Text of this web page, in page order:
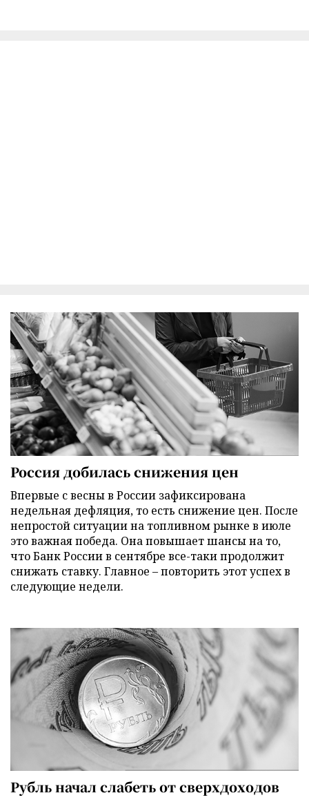
Россия добилась снижения цен
Впервые с весны в России зафиксирована
недельная дефляция, то есть снижение цен. После
непростой ситуации на топливном рынке в июле
это важная победа. Она повышает шансы на то,
что Банк России в сентябре все-таки продолжит
снижать ставку. Главное – повторить этот успех в
следующие недели.
Рубль начал слабеть от сверхдоходов